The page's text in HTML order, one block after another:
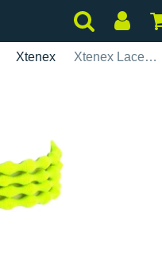
Xtenex Xtenex Lacets XH200 Hybrid 75 cm